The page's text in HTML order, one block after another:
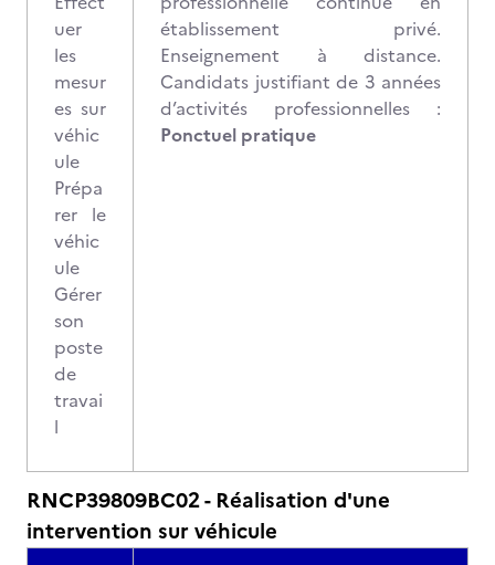
uer
les
mesur
es sur
véhic
ule
Prépa
rer le
véhic
ule
Gérer
son
poste
de
travai
l
établissement privé.
Enseignement à distance.
Candidats justifiant de 3 années
d’activités professionnelles :
Ponctuel pratique
RNCP39809BC02 - Réalisation d'une
intervention sur véhicule